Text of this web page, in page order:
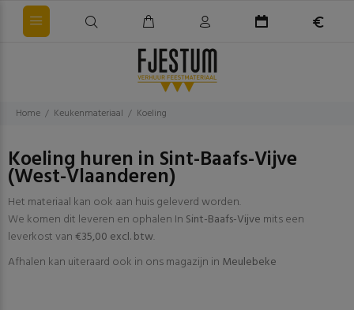
Home Keukenmateriaal Koeling
Koeling huren in Sint-Baafs-Vijve
(West-Vlaanderen)
Het materiaal kan ook aan huis geleverd worden.
We komen dit leveren en ophalen In Sint-Baafs-Vijve mits een
leverkost van€35,00 excl. btw.
Afhalen kan uiteraard ook in ons magazijn in Meulebeke